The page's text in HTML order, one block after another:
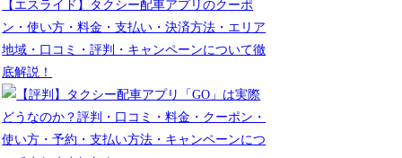
【エスライド】タクシー配車アプリのクーポ
ン・使い方・料金・支払い・決済方法・エリア
地域・口コミ・評判・キャンペーンについて徹
底解説！